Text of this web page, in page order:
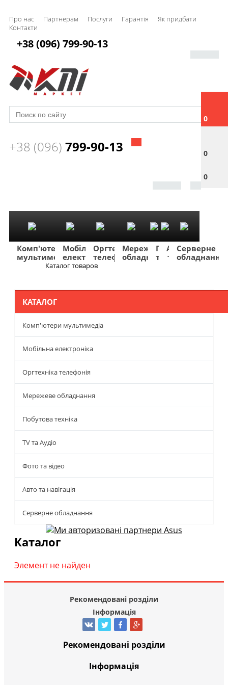
Про нас Партнерам Послуги Гарантія
Як придбати
Контакти
0
0
0
+38 (096) 799-90-13
+38 (096) 799-90-13
Комп'ютери
мультимедіа
Мобільна
електроніка
Оргтехніка
телефонія
Мережеве
обладнання
Побутова
техніка
TV
та
Фото
та
Авто
та
Серверне
обладнання
Каталог товаров
КАТАЛОГ
Комп'ютери мультимедіа
Мобільна електроніка
Оргтехніка телефонія
Мережеве обладнання
Побутова техніка
TV та Аудіо
Фото та відео
Авто та навігація
Серверне обладнання
Каталог
Элемент не найден
Рекомендовані розділи
Інформація
Рекомендовані розділи
Інформація